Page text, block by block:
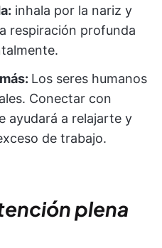
inhala por la nariz y
respiración profunda
Los seres humanos
Conectar con
ayudará a relajarte y
de trabajo.
plena